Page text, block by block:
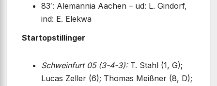
83′: Alemannia Aachen – ud: L. Gindorf,
ind: E. Elekwa
Startopstillinger
Schweinfurt 05 (3-4-3):T. Stahl (1, G);
Lucas Zeller (6); Thomas Meißner (8, D);